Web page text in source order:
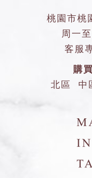
桃園市桃
周一
客服
購
北區
中